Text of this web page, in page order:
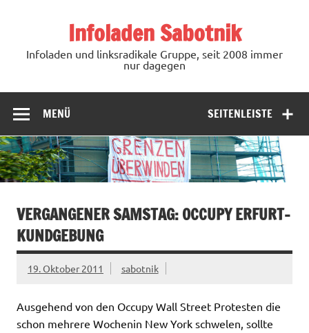
Infoladen Sabotnik
Infoladen und linksradikale Gruppe, seit 2008 immer
nur dagegen
SEITENLEISTE
MENÜ
VERGANGENER SAMSTAG: OCCUPY ERFURT-
KUNDGEBUNG
19. Oktober 2011 sabotnik
Ausgehend von den Occupy Wall Street Protesten die
schon mehrere Wochenin New York schwelen, sollte